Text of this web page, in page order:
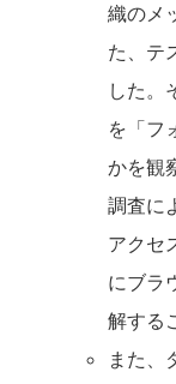
織のメ
た、テ
した。
を「フ
かを観
調査に
アクセ
にブラ
解する
また、